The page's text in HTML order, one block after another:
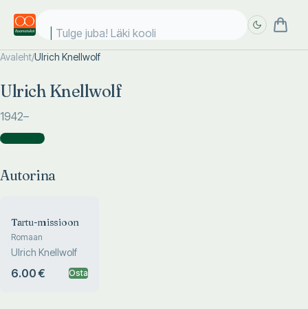
Tulge juba! Läki kooli!
Avaleht/Ulrich Knellwolf
Ulrich Knellwolf
1942–
Autorina )
Autorina
Tartu-missioon
Romaan
Ulrich Knellwolf
6.00 € Osta